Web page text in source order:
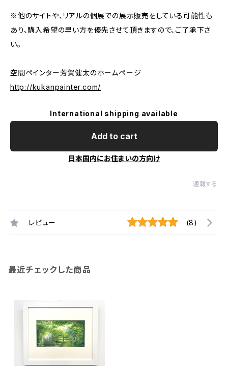
※他のサイトや、リアルの個展での展示販売をしている可能性も
あり、購入希望の早い方を優先させて頂きますので、ご了承下さ
い。
空間ペインター芳賀健太のホームページ
http://kukanpainter.com/
International shipping available
Add to cart
日本国内にお住まいの方向け
通報する
レビュー (8)
最近チェックした商品